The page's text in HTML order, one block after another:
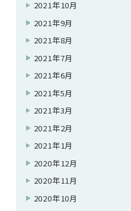
2021年10月
2021年9月
2021年8月
2021年7月
2021年6月
2021年5月
2021年3月
2021年2月
2021年1月
2020年12月
2020年11月
2020年10月